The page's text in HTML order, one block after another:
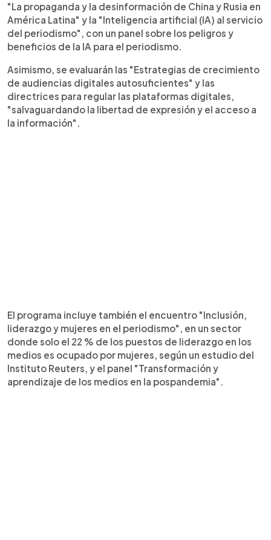
"La propaganda y la desinformación de China y Rusia en
América Latina" y la "Inteligencia artificial (IA) al servicio
del periodismo", con un panel sobre los peligros y
beneficios de la IA para el periodismo.
Asimismo, se evaluarán las "Estrategias de crecimiento
de audiencias digitales autosuficientes" y las
directrices para regular las plataformas digitales,
"salvaguardando la libertad de expresión y el acceso a
la información".
El programa incluye también el encuentro "Inclusión,
liderazgo y mujeres en el periodismo", en un sector
donde solo el 22 % de los puestos de liderazgo en los
medios es ocupado por mujeres, según un estudio del
Instituto Reuters, y el panel "Transformación y
aprendizaje de los medios en la pospandemia".